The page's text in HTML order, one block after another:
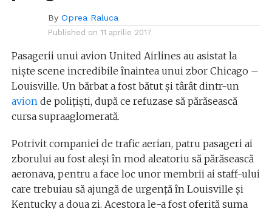
By Oprea Raluca
Published on 11 aprilie 2017
Pasagerii unui avion United Airlines au asistat la
niște scene incredibile înaintea unui zbor Chicago –
Louisville. Un bărbat a fost bătut și târât dintr-un
avionde polițiști, după ce refuzase să părăsească
cursa supraaglomerată.
Potrivit companiei de trafic aerian, patru pasageri ai
zborului au fost aleși în mod aleatoriu să părăsească
aeronava, pentru a face loc unor membrii ai staff-ului
care trebuiau să ajungă de urgență în Louisville și
Kentucky a doua zi. Acestora le-a fost oferită suma